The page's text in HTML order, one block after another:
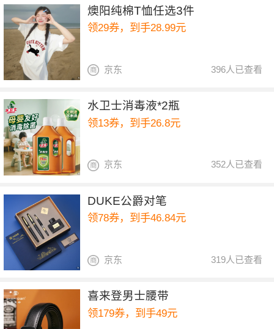
燠阳纯棉T恤任选3件
领29券，到手28.99元
396人已查看
京东
水卫士消毒液*2瓶
领13券，到手26.8元
352人已查看
京东
DUKE公爵对笔
领78券，到手46.84元
319人已查看
京东
喜来登男士腰带
领179券，到手49元